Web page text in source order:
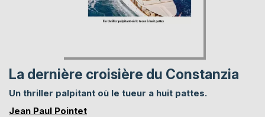
La dernière croisière du Constanzia
Un thriller palpitant où le tueur a huit pattes.
Jean Paul Pointet